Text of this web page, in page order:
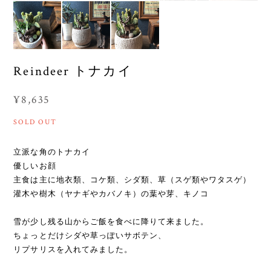
Reindeer トナカイ
¥8,635
SOLD OUT
立派な角のトナカイ
優しいお顔
主食は主に地衣類、コケ類、シダ類、草（スゲ類やワタスゲ）
灌木や樹木（ヤナギやカバノキ）の葉や芽、キノコ
雪が少し残る山からご飯を食べに降りて来ました。
ちょっとだけシダや草っぽいサボテン、
リプサリスを入れてみました。